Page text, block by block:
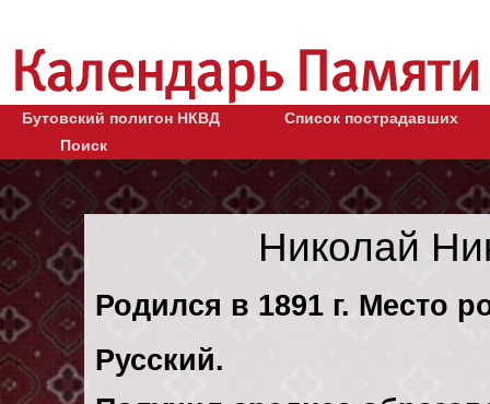
Бутовский полигон НКВД
Список пострадавших
Поиск
Николай
Родился в 1891 г. Место
Русский.